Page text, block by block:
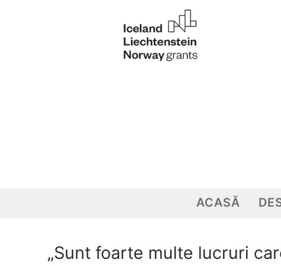
ACASĂ
„Sunt foarte multe lucruri